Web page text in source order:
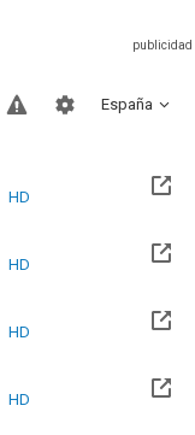
España
HD
HD
HD
HD